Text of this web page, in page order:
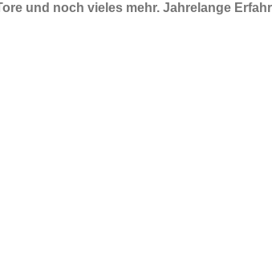
und noch vieles mehr. Jahrelange